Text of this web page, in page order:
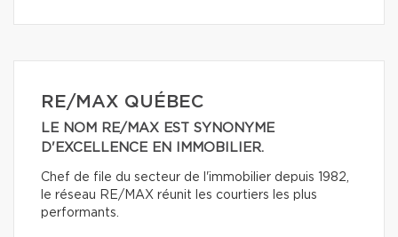
RE/MAX QUÉBEC
LE NOM RE/MAX EST SYNONYME
D'EXCELLENCE EN IMMOBILIER.
Chef de file du secteur de l'immobilier depuis 1982,
le réseau RE/MAX réunit les courtiers les plus
performants.